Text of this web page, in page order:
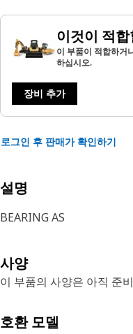
이것이 적
이 부품이 적합하거
하십시오.
장비 추가
로그인 후 판매가 확인하기
설명
BEARING AS
사양
이 부품의 사양은 아직 준
호환 모델